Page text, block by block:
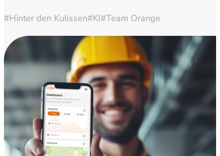
#Hinter den Kulissen#KI#Team Orange